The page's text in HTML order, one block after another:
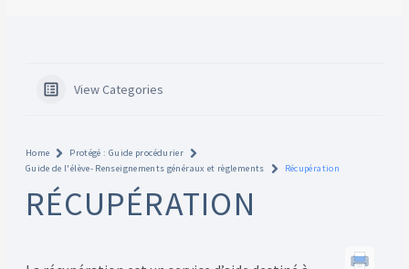
View Categories
Home
Protégé : Guide procédurier
Guide de l'élève- Renseignements généraux et règlements
Récupération
RÉCUPÉRATION